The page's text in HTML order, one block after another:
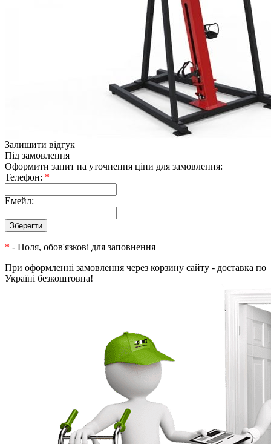
Залишити відгук
Під замовлення
Оформити запит на уточнення ціни для замовлення:
Телефон: *
Емейл:
* - Поля, обов'язкові для заповнення
При оформленні замовлення через корзину сайту - доставка по
Україні безкоштовна!